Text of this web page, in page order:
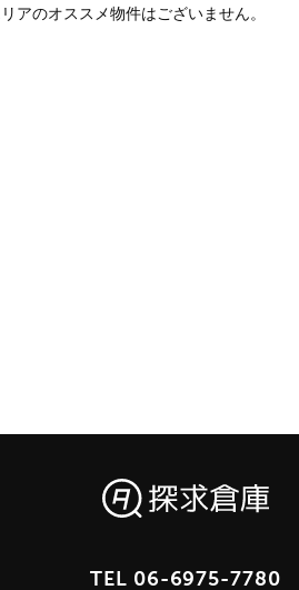
アのオススメ物件はございません。
TEL 06-6975-7780